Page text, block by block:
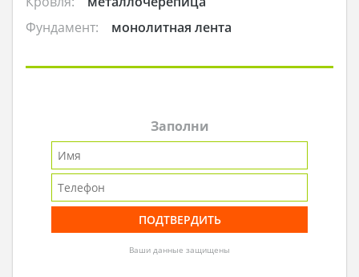
Фундамент:
монолитная лента
Заполни
Ваши данные защищены